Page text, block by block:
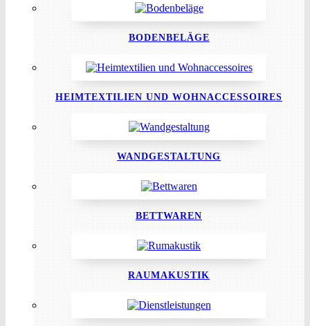
BODENBELÄGE
HEIMTEXTILIEN UND WOHNACCESSOIRES
WANDGESTALTUNG
BETTWAREN
RAUMAKUSTIK